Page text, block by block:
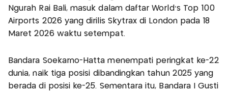
Ngurah Rai Bali, masuk dalam daftar World’s Top 100
Airports 2026 yang dirilis Skytrax di London pada 18
Maret 2026 waktu setempat.
Bandara Soekarno-Hatta menempati peringkat ke-22
dunia, naik tiga posisi dibandingkan tahun 2025 yang
berada di posisi ke-25. Sementara itu, Bandara I Gusti